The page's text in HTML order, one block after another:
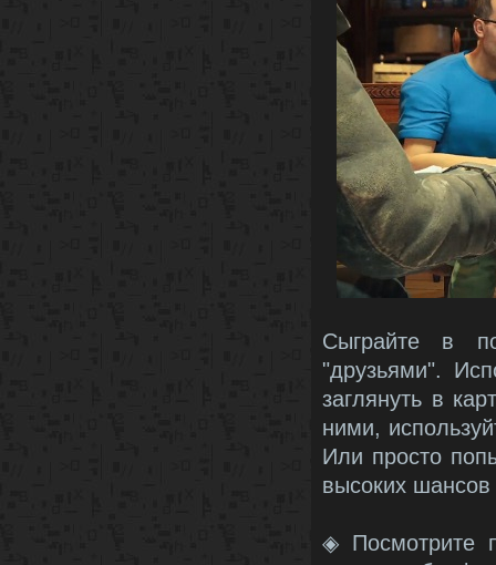
Сыграйте в
"друзьями".
заглянуть в
ними,
Или просто
высоких шансов
◈ Посмотрите